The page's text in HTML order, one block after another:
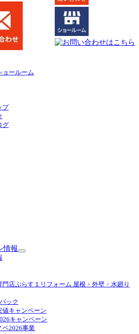
ョールーム
プ
グ
情報
サ
ニ
ュ
を
展
開
門店ぷらす１リフォーム 屋根・外壁・水廻り
ック
値キャンペーン
キャンペーン
ベ2026事業